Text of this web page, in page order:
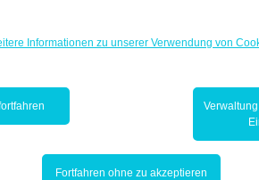
Informationen zu unserer Verwendung von
Fortfahren ohne zu akzeptieren